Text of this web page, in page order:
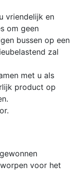
vriendelijk en
om geen
bussen op een
zal
met u als
product op
voor het